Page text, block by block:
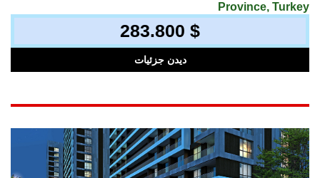
Province, Turkey
283.800 $
دیدن جزئیات